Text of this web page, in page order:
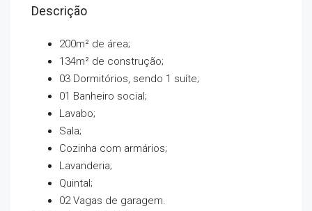
Descrição
200m² de área;
134m² de construção;
03 Dormitórios, sendo 1 suíte;
01 Banheiro social;
Lavabo;
Sala;
Cozinha com armários;
Lavanderia;
Quintal;
02 Vagas de garagem.